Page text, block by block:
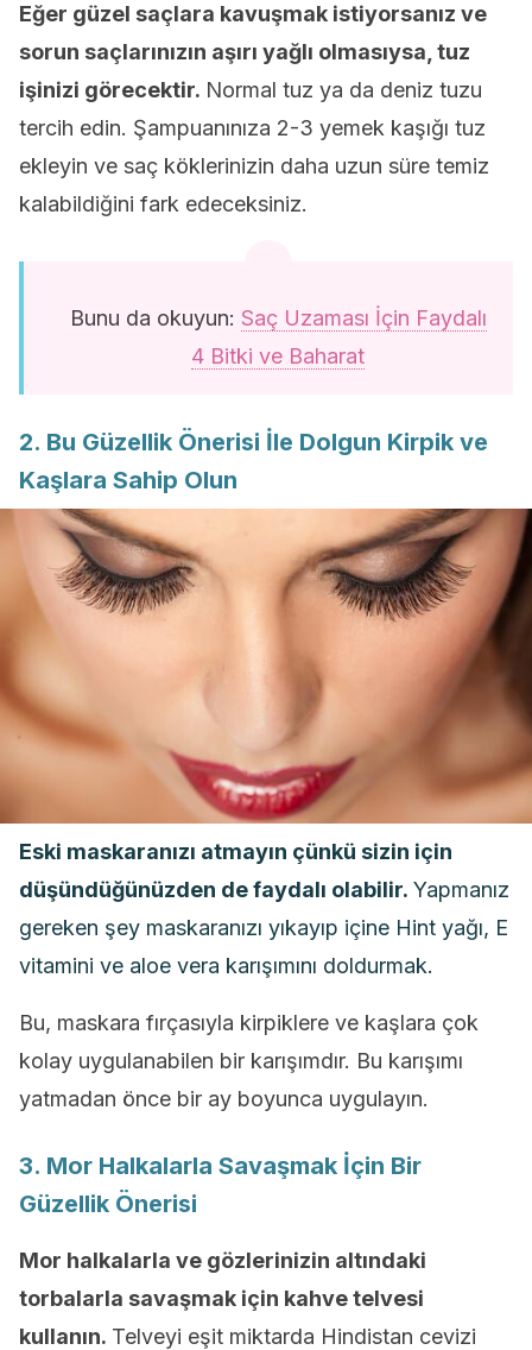
Eğer güzel saçlara kavuşmak istiyorsanız ve
sorun saçlarınızın aşırı yağlı olmasıysa, tuz
işinizi görecektir. Normal tuz ya da deniz tuzu
tercih edin. Şampuanınıza 2-3 yemek kaşığı tuz
ekleyin ve saç köklerinizin daha uzun süre temiz
kalabildiğini fark edeceksiniz.
Bunu da okuyun: Saç Uzaması İçin Faydalı
4 Bitki ve Baharat
2. Bu Güzellik Önerisi İle Dolgun Kirpik ve
Kaşlara Sahip Olun
Eski maskaranızı atmayın çünkü sizin için
düşündüğünüzden de faydalı olabilir. Yapmanız
gereken şey maskaranızı yıkayıp içine Hint yağı, E
vitamini ve aloe vera karışımını doldurmak.
Bu, maskara fırçasıyla kirpiklere ve kaşlara çok
kolay uygulanabilen bir karışımdır. Bu karışımı
yatmadan önce bir ay boyunca uygulayın.
3. Mor Halkalarla Savaşmak İçin Bir
Güzellik Önerisi
Mor halkalarla ve gözlerinizin altındaki
torbalarla savaşmak için kahve telvesi
kullanın. Telveyi eşit miktarda Hindistan cevizi